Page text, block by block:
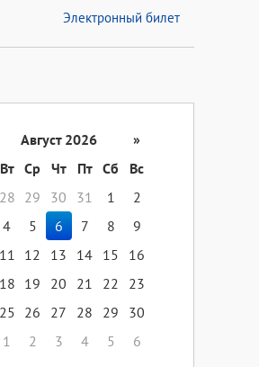
Электронный билет
Август 2026
»
Вт Ср Чт Пт Сб
Вс
28 29 30 31 1
2
4 5 6 7 8
9
11 12 13 14 15
16
18 19 20 21 22
23
25 26 27 28 29
30
1 2 3 4 5 6